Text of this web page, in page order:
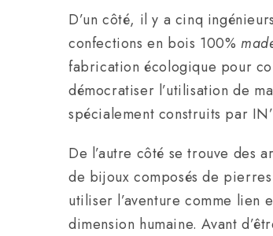
D’un côté, il y a cinq
confections en bois 100%
fabrication écologique pour
démocratiser l’utilisation de
spécialement construits par
De l’autre côté se trouve des
de bijoux composés de
utiliser l’aventure comme lien
dimension humaine. Avant